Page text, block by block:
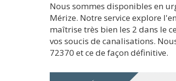
Nous sommes disponibles en
Mérize. Notre service explore
maîtrise très bien les 2 dans le
vos soucis de canalisations.
72370 et ce de façon définitive.